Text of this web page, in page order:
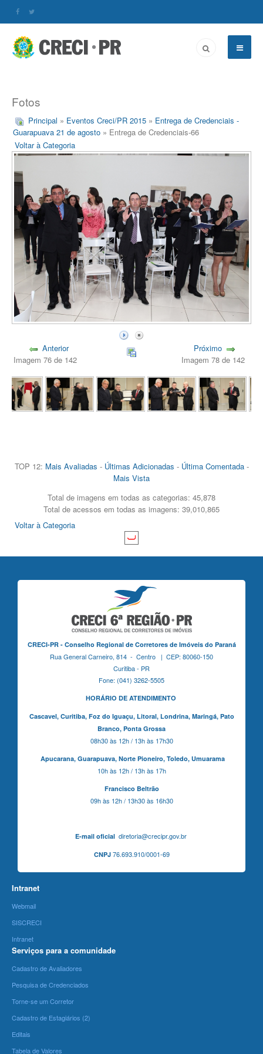
Fotos
Principal » Eventos Creci/PR 2015 » Entrega de Credenciais -
Guarapuava 21 de agosto » Entrega de Credenciais-66
Voltar à Categoria
Anterior
Imagem 76 de 142
Próximo
Imagem 78 de 142
TOP 12: Mais Avaliadas - Últimas Adicionadas - Última Comentada-
Mais Vista
Total de imagens em todas as categorias: 45,878
Total de acessos em todas as imagens: 39,010,865
Voltar à Categoria
CRECI-PR - Conselho Regional de Corretores de Imóveis do Paraná
Rua General Carneiro, 814 - Centro | CEP: 80060-150
Curitiba - PR
Fone: (041) 3262-5505
HORÁRIO DE ATENDIMENTO
Cascavel, Curitiba,Foz do Iguaçu, Litoral, Londrina, Maringá, Pato
Branco, Ponta Grossa
08h30 às 12h / 13h às 17h30
Apucarana, Guarapuava, Norte Pioneiro, Toledo, Umuarama
10h às 12h / 13h às 17h
Francisco Beltrão
09h às 12h / 13h30 às 16h30
E-mail oficialdiretoria@crecipr.gov.br
CNPJ76.693.910/0001-69
Intranet
Webmail
SISCRECI
Intranet
Serviços para a comunidade
Cadastro de Avaliadores
Pesquisa de Credenciados
Torne-se um Corretor
Cadastro de Estagiários (2)
Editais
Tabela de Valores